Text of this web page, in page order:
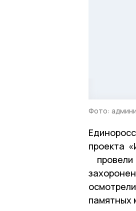
Фото:
проекта
памятных